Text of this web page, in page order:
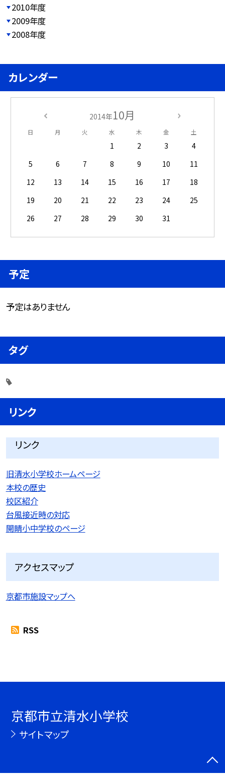
2010年度
2009年度
2008年度
カレンダー
2014年10月
日 月 火 水 木 金 土
1 2 3
4
5
6 7 8 9 10
11
12
13 14 15 16 17
18
19
20 21 22 23 24
25
26
27 28 29 30 31
予定
予定はありません
タグ
リンク
リンク
旧清水小学校ホームページ
本校の歴史
校区紹介
台風接近時の対応
開睛小中学校のページ
アクセスマップ
京都市施設マップへ
RSS
京都市立清水小学校
サイトマップ